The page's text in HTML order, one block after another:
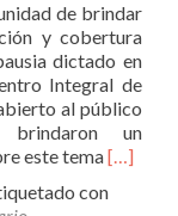
de brindar
y cobertura
dictado en
Integral de
al público
brindaron un
este temaLeer
y
[…]
con